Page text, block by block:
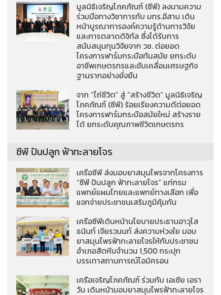
มูลนิธิเจริญโภคภัณฑ์ (ซีพี) ลงนามความ
ร่วมมือทางวิชาการกับ มทร.อีสาน เดิน
หน้าบูรณาการองค์ความรู้ด้านการวิจัย
และการตลาดดิจิทัล ซึ่งได้รับการ
สนับสนุนทุนวิจัยจาก วช. ต่อยอด
โครงการฟาร์มกระบือทันสมัย ยกระดับ
อาชีพเกษตรกรและขับเคลื่อนเศรษฐกิจ
ฐานรากอย่างยั่งยืน
จาก “ไถ่ชีวิต” สู่ “สร้างชีวิต” มูลนิธิเจริญ
โภคภัณฑ์ (ซีพี) ร้อยเรียงความดีต่อยอด
โครงการฟาร์มกระบือสมัยใหม่ สร้างราย
ได้ ยกระดับคุณภาพชีวิตเกษตรกร
ซีพี ปันปลูก ฟ้าทะลายโจร
เครือซีพี ส่งมอบยาสมุนไพรจากโครงการ
“ซีพี ปันปลูก ฟ้าทะลายโจร” แก่กรม
แพทย์แผนไทยและแพทย์ทางเลือก เพื่อ
แจกจ่ายประชาชนเสริมภูมิคุ้มกัน
เครือซีพีเดินหน้านโยบายประธานอาวุโส
ธนินท์ เจียรวนนท์ ส่งความห่วงใย มอบ
ยาสมุนไพรฟ้าทะลายโจรให้กับประชาชน
อำเภอสัตหีบจำนวน 1,500 กระปุก
บรรเทาสถานการณ์โอมิครอน
เครือเจริญโภคภัณฑ์ ร่วมกับ เอเชีย เอรา
วัน เดินหน้ามอบยาสมุนไพรฟ้าทะลายโจร